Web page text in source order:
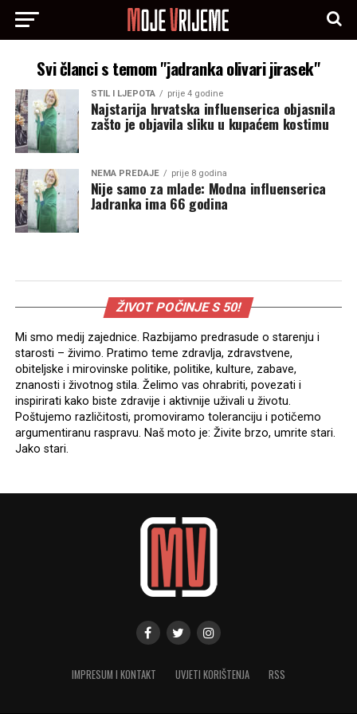
Svi članci s temom "jadranka olivari jirasek"
STIL I LJEPOTA prije 4 godine
Najstarija hrvatska influenserica objasnila
zašto je objavila sliku u kupaćem kostimu
NEMA PREDAJE prije 8 godina
Nije samo za mlade: Modna influenserica
Jadranka ima 66 godina
ŽIVOT POČINJE S 50!
Mi smo medij zajednice. Razbijamo predrasude o starenju i
starosti – živimo. Pratimo teme zdravlja, zdravstvene,
obiteljske i mirovinske politike, politike, kulture, zabave,
znanosti i životnog stila. Želimo vas ohrabriti, povezati i
inspirirati kako biste zdravije i aktivnije uživali u životu.
Poštujemo različitosti, promoviramo toleranciju i potičemo
argumentiranu raspravu. Naš moto je: Živite brzo, umrite stari.
Jako stari.
IMPRESUM I KONTAKT UVJETI KORIŠTENJA RSS